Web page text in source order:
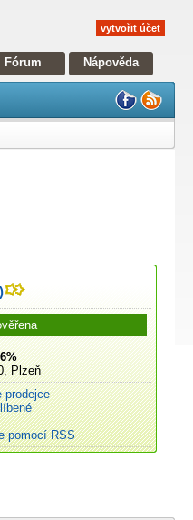
vytvořit účet
Fórum Nápověda
Plzeň
prodejce
pomocí RSS